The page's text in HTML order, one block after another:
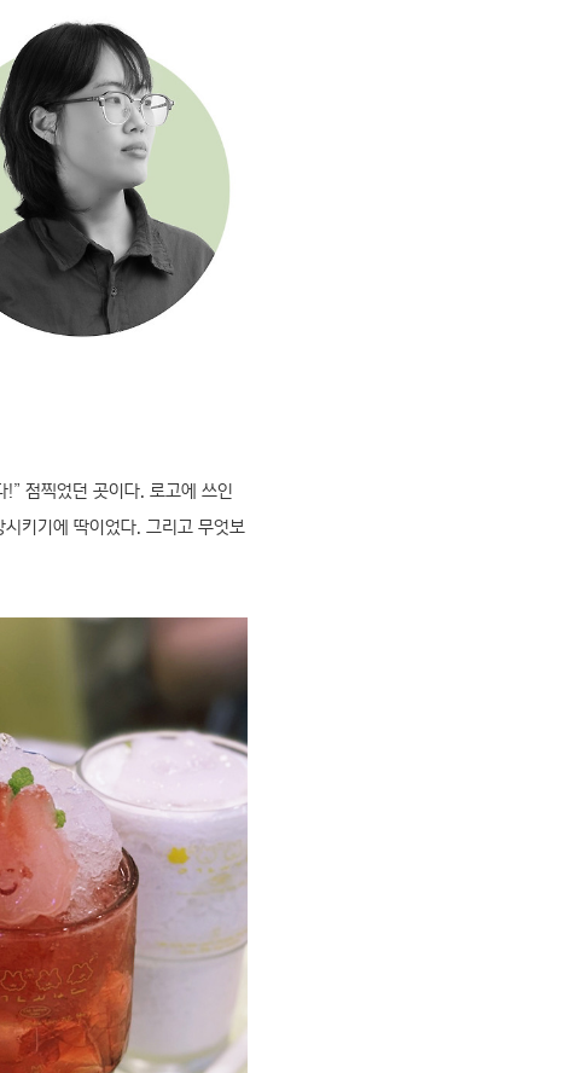
!” 점찍었던 곳이다. 로고에 쓰인
키기에 딱이었다. 그리고 무엇보